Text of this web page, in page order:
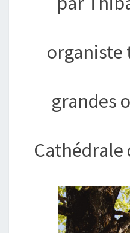
organiste
grandes
Cathédrale